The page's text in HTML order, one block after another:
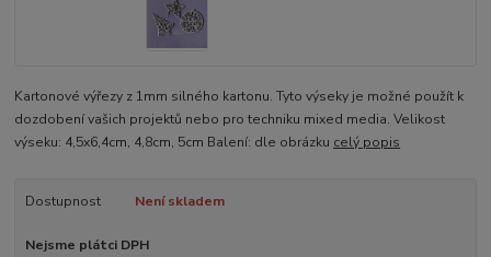
Kartonové výřezy z 1mm silného kartonu. Tyto výseky je možné použít k
dozdobení vašich projektů nebo pro techniku mixed media. Velikost
výseku: 4,5x6,4cm, 4,8cm, 5cm Balení: dle obrázku celý popis
Dostupnost Není skladem
Nejsme plátci DPH